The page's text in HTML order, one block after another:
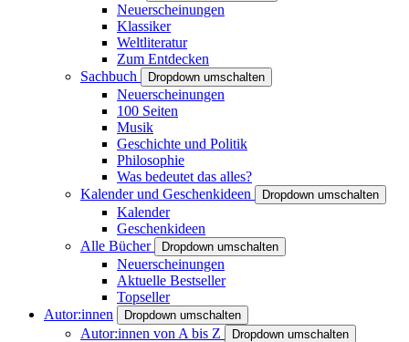
Neuerscheinungen
Klassiker
Weltliteratur
Zum Entdecken
Sachbuch
Dropdown umschalten
Neuerscheinungen
100 Seiten
Musik
Geschichte und Politik
Philosophie
Was bedeutet das alles?
Kalender und Geschenkideen
Dropdown umschalten
Kalender
Geschenkideen
Alle Bücher
Dropdown umschalten
Neuerscheinungen
Aktuelle Bestseller
Topseller
Autor:innen
Dropdown umschalten
Autor:innen von A bis Z Dropdown umschalten